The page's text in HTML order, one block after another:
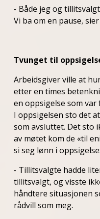
- Både jeg og
Vi ba om en pause,
Tvunget til
Arbeidsgiver ville at
etter en times
en oppsigelse som
I oppsigelsen sto det
som avsluttet. Det sto
av møtet kom de «til
si seg lønn i
- Tillitsvalgte hadde
tillitsvalgt, og visste
håndtere situasjonen
rådvill som meg.